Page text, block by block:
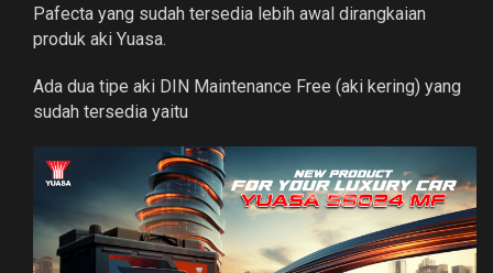
Pafecta yang sudah tersedia lebih awal dirangkaian
produk aki Yuasa.
Ada dua tipe aki DIN Maintenance Free (aki kering) yang
sudah tersedia yaitu